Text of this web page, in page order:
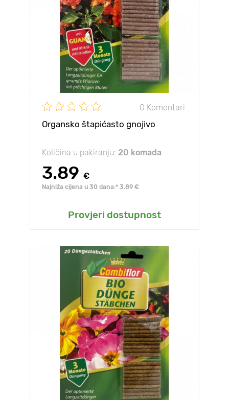
0 Komentari
Organsko štapićasto gnojivo
Količina u pakiranju: 20 komada
3.89 €
Najniža cijena u 30 dana:* 3.89 €
Provjeri dostupnost